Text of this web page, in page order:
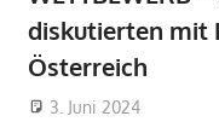
diskutierten mit
Österreich
3. Juni 2024